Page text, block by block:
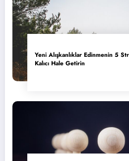
Yeni Alışkanlıklar Edinmenin 5
Kalıcı Hale Getirin